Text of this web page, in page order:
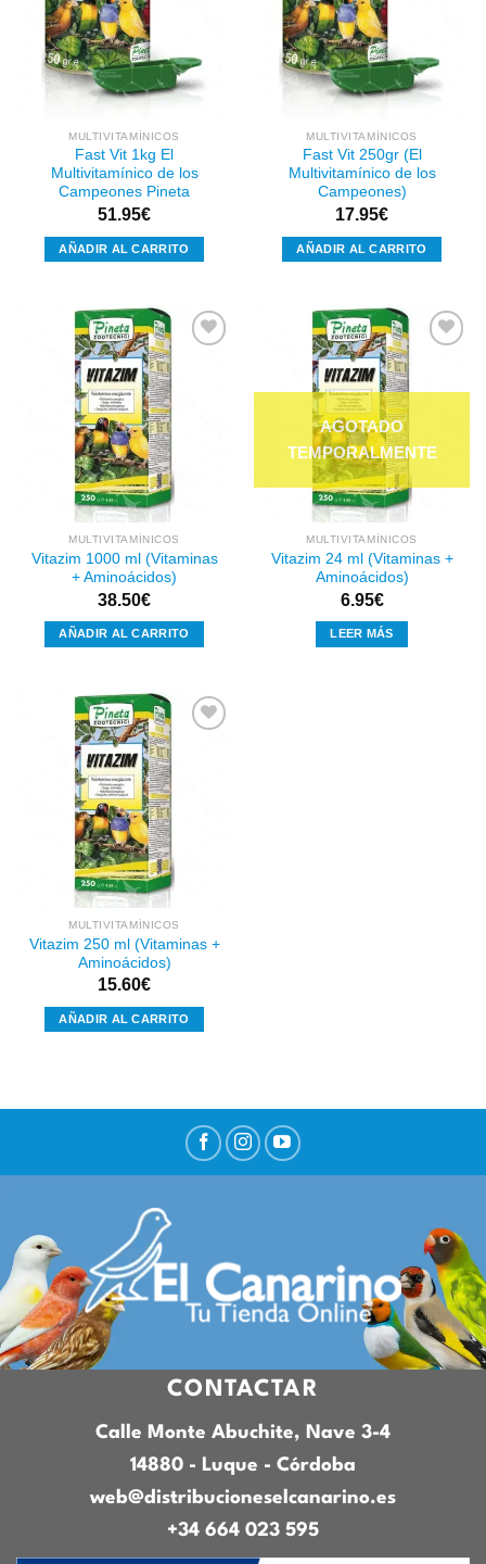
MULTIVITAMÍNICOS
Fast Vit 1kg El
Multivitamínico de los
Campeones Pineta
51.95€
AÑADIR AL CARRITO
MULTIVITAMÍNICOS
Fast Vit 250gr (El
Multivitamínico de los
Campeones)
17.95€
AÑADIR AL CARRITO
MULTIVITAMÍNICOS
Vitazim 1000 ml (Vitaminas
+ Aminoácidos)
38.50€
AÑADIR AL CARRITO
deseos
MULTIVITAMÍNICOS
Vitazim 24 ml (Vitaminas +
Aminoácidos)
6.95€
LEER MÁS
MULTIVITAMÍNICOS
Vitazim 250 ml (Vitaminas +
Aminoácidos)
15.60€
AÑADIR AL CARRITO
CONTACTAR
Calle Monte Abuchite, Nave 3-4
14880 - Luque - Córdoba
web@distribucioneselcanarino.es
+34 664 023 595